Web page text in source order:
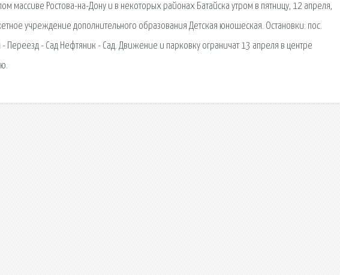
массиве Ростова-на-Дону и в некоторых районах Батайска утром в пятницу, 12 апреля,
учреждение дополнительного образования Детская юношеская. Остановки: пос.
- Переезд - Сад Нефтяник - Сад. Движение и парковку ограничат 13 апреля в центре